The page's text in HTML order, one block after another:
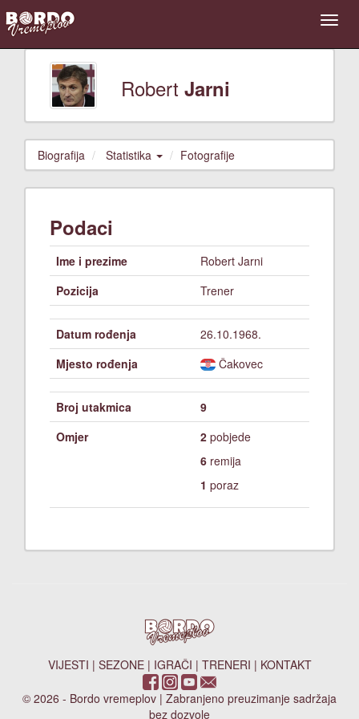
Robert Jarni
Biografija Statistika Fotografije
Podaci
Ime i prezime
Robert Jarni
Pozicija
Trener
Datum rođenja
26.10.1968.
Mjesto rođenja
Čakovec
Broj utakmica
9
Omjer
2 pobjede
6 remija
1 poraz
VIJESTI | SEZONE| IGRAČI | TRENERI | KONTAKT
© 2026 - Bordo vremeplov | Zabranjeno preuzimanje sadržaja
bez dozvole